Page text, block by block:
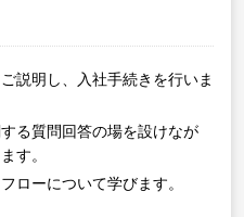
説明し、入社手続きを行いま
る質問回答の場を設けなが
す。
ローについて学びます。